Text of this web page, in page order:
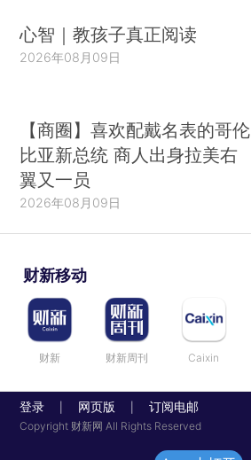
心智｜教孩子真正阅读
2026年08月09日
【商圈】喜欢配戴名表的哥伦
比亚新总统 商人出身拉美右
翼又一员
2026年08月09日
财新移动
财新 财新周刊 Caixin
登录 网页版 订阅电邮
Copyright 财新网 All Rights Reserved